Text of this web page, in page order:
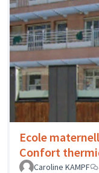
Ecole
Confort
Caroline KAMPF